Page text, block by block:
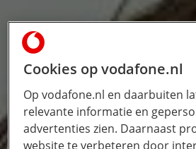
Cookies op vodafone.nl
Op vodafone.nl en daarbuiten
relevante informatie en
advertenties zien. Daarnaast
website te verbeteren door